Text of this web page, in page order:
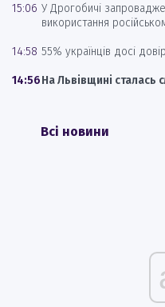
15:06 У Дрогобичі
використання
14:58 55% українців досі
14:56На Львівщині сталась
Всі новини